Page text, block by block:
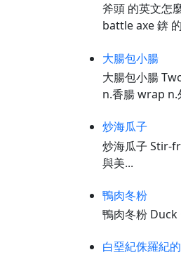
斧頭 的英文怎
battle axe 錛
大腸包小腸
大腸包小腸
n.香腸 wrap n.
炒海瓜子
炒海瓜子 Stir-
與美...
鴨肉冬粉
鴨肉冬粉
白堊紀侏羅紀